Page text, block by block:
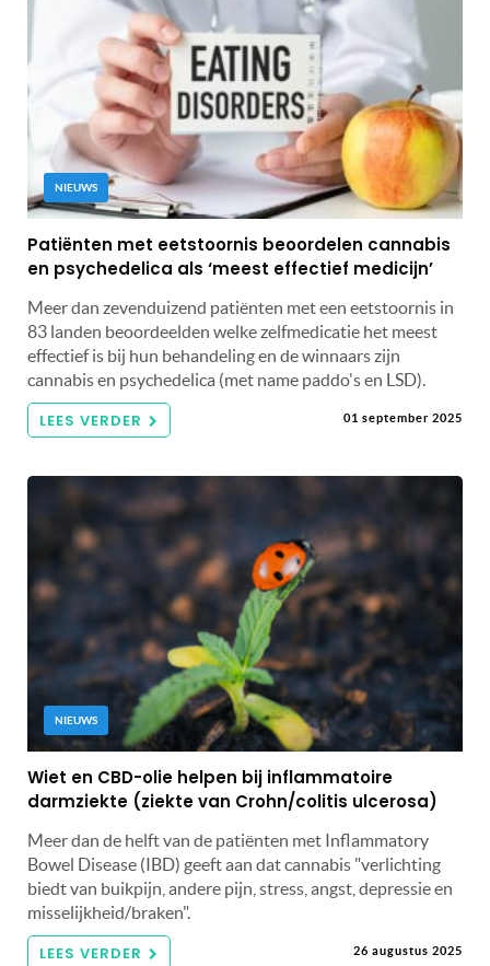
NIEUWS
Patiënten met eetstoornis beoordelen cannabis
en psychedelica als ‘meest effectief medicijn’
Meer dan zevenduizend patiënten met een eetstoornis in
83 landen beoordeelden welke zelfmedicatie het meest
effectief is bij hun behandeling en de winnaars zijn
cannabis en psychedelica (met name paddo's en LSD).
LEES VERDER 01 september 2025
NIEUWS
Wiet en CBD-olie helpen bij inflammatoire
darmziekte (ziekte van Crohn/colitis ulcerosa)
Meer dan de helft van de patiënten met Inflammatory
Bowel Disease (IBD) geeft aan dat cannabis "verlichting
biedt van buikpijn, andere pijn, stress, angst, depressie en
misselijkheid/braken".
LEES VERDER 26 augustus 2025